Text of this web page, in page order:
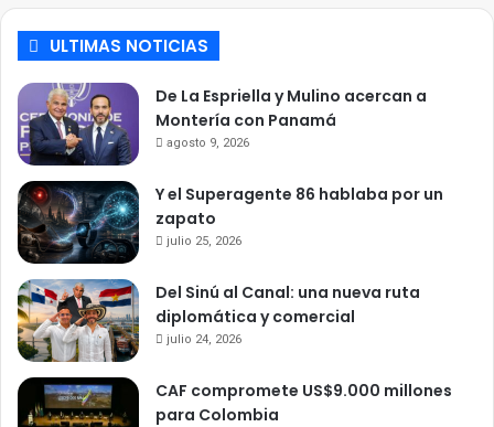
ULTIMAS NOTICIAS
De La Espriella y Mulino acercan a
Montería con Panamá
agosto 9, 2026
Y el Superagente 86 hablaba por un
zapato
julio 25, 2026
Del Sinú al Canal: una nueva ruta
diplomática y comercial
julio 24, 2026
CAF compromete US$9.000 millones
para Colombia